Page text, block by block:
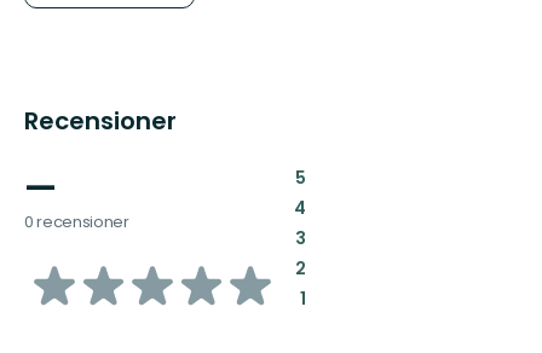
Recensioner
—
0 recensioner
av
5:
4:
3:
2:
1: